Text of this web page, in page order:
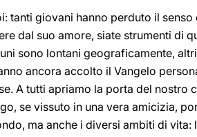
tanti giovani hanno perduto il
dal suo amore, siate strumenti di
sono lontani geograficamente,
ancora accolto il Vangelo
A tutti apriamo la porta del nostro
se vissuto in una vera amicizia,
ma anche i diversi ambiti di vita: